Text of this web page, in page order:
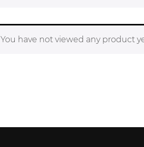
You have not viewed any product